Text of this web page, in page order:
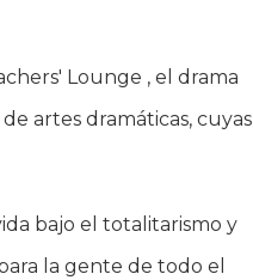
Lounge , el drama
artes dramáticas, cuyas
bajo el totalitarismo y
la gente de todo el